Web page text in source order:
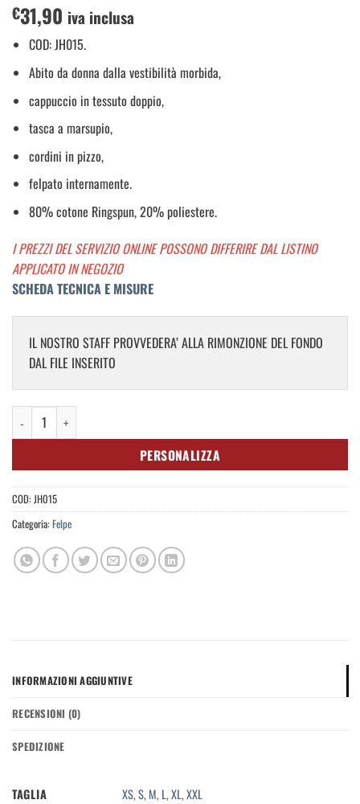
€31,90 iva inclusa
COD: JH015.
Abito da donna dalla vestibilità morbida,
cappuccio in tessuto doppio,
tasca a marsupio,
cordini in pizzo,
felpato internamente.
80% cotone Ringspun, 20% poliestere.
I PREZZI DEL SERVIZIO ONLINE POSSONO DIFFERIRE DAL LISTINO
APPLICATO IN NEGOZIO
SCHEDA TECNICA E MISURE
IL NOSTRO STAFF PROVVEDERA’ ALLA RIMONZIONE DEL FONDO
DAL FILE INSERITO
Hoodie Dress quantità
PERSONALIZZA
COD: JH015
Categoria: Felpe
INFORMAZIONI AGGIUNTIVE
RECENSIONI (0)
SPEDIZIONE
TAGLIA XS,S,M,L,XL,XXL